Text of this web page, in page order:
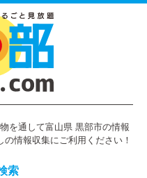
を通して富山県 黒部市の情報
情報収集にご利用ください！
索